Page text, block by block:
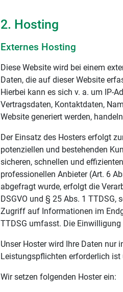
2. Hosting
Externes Hosting
Diese Website wird bei einem
Daten, die auf dieser Website
Hierbei kann es sich v. a. um IP-
Vertragsdaten, Kontaktdaten,
Website generiert werden,
Der Einsatz des Hosters erfolgt
potenziellen und bestehenden
sicheren, schnellen und
professionellen Anbieter (Art. 6
abgefragt wurde, erfolgt die
DSGVO und § 25 Abs. 1
Zugriff auf Informationen im
TTDSG umfasst. Die
Unser Hoster wird Ihre Daten nur
Leistungspflichten erforderlich ist
Wir setzen folgenden Hoster ein: